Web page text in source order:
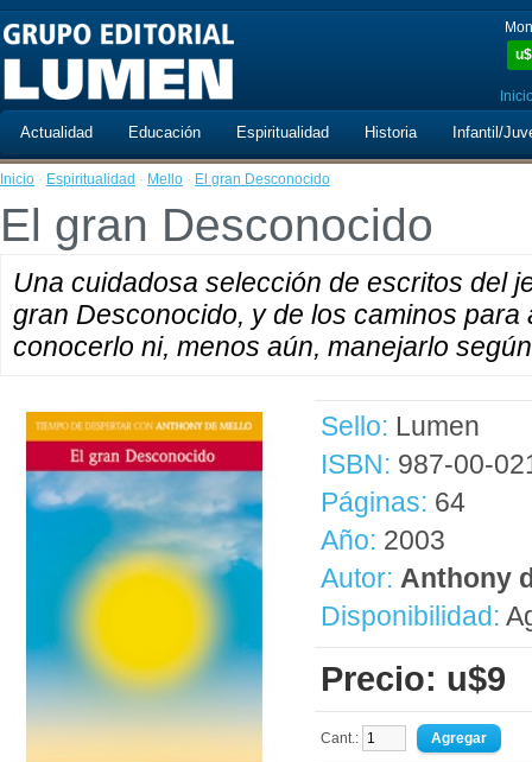
u$
Actualidad Educación Espiritualidad Historia Infantil/
Inicio · Espiritualidad · Mello · El gran Desconocido
El gran Desconocido
Una cuidadosa selección de escritos del
gran Desconocido, y de los caminos
conocerlo ni, menos aún, manejarlo
Sello: Lumen
ISBN: 987-00-
Páginas: 64
Año: 2003
Autor: Anthony
Disponibilidad:
Precio: u$9
Cant.: